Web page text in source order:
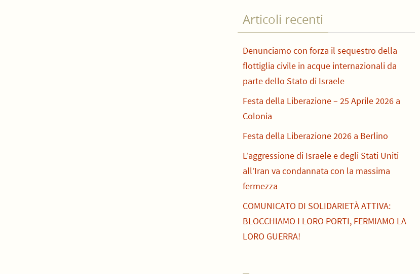
Articoli recenti
Denunciamo con forza il sequestro della
flottiglia civile in acque internazionali da
parte dello Stato di Israele
Festa della Liberazione – 25 Aprile 2026 a
Colonia
Festa della Liberazione 2026 a Berlino
L’aggressione di Israele e degli Stati Uniti
all’Iran va condannata con la massima
fermezza
COMUNICATO DI SOLIDARIETÀ ATTIVA:
BLOCCHIAMO I LORO PORTI, FERMIAMO LA
LORO GUERRA!